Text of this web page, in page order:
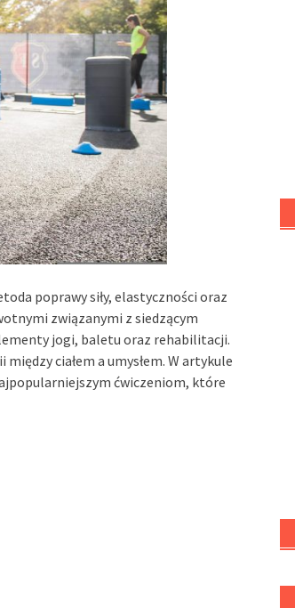
poprawy siły, elastyczności oraz
związanymi z siedzącym
jogi, baletu oraz rehabilitacji.
ciałem a umysłem. W artykule
ćwiczeniom, które